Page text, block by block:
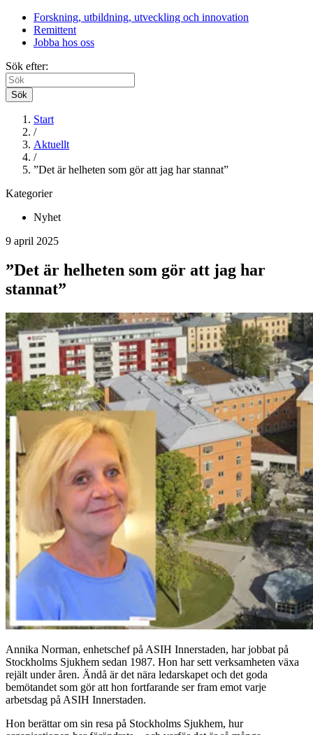
Forskning, utbildning, utveckling och innovation
Remittent
Jobba hos oss
Sök efter:
Sök
Start
/
Aktuellt
/
”Det är helheten som gör att jag har stannat”
Kategorier
Nyhet
9 april 2025
”Det är helheten som gör att jag har
stannat”
Annika Norman, enhetschef på ASIH Innerstaden, har jobbat på
Stockholms Sjukhem sedan 1987. Hon har sett verksamheten växa
rejält under åren. Ändå är det nära ledarskapet och det goda
bemötandet som gör att hon fortfarande ser fram emot varje
arbetsdag på ASIH Innerstaden.
Hon berättar om sin resa på Stockholms Sjukhem, hur